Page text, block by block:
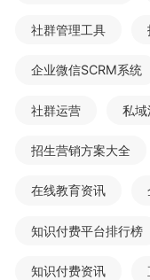
社群管理工具
企业微信SCRM系统
社群运营 私
招生营销方案大全
在线教育资讯
知识付费平台排行榜
知识付费资讯